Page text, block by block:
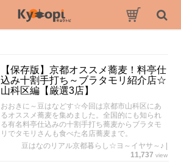
【保存版】京都オススメ蕎麦！料亭仕
込み十割手打ち～ブラタモリ紹介店☆
山科区編【厳選3店】
おおきに～豆はなどす☆今回は京都市山科区にあ
るオススメ蕎麦を集めました。全国的にも知られ
る有名料亭仕込みの十割手打ち蕎麦からブラタモ
リでタモリさんも食べた名店蕎麦まで。
豆はなのリアル京都暮らし☆ヨ～イヤサ～♪
11,737 view